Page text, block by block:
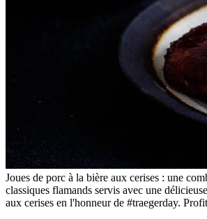
Joues de porc à la bière aux cerises : une
classiques flamands servis avec une
aux cerises en l'honneur de #traegerday.